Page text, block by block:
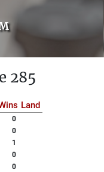
285
Land
0
0
1
0
0